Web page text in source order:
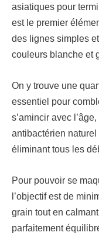
asiatiques pour
est le premier
des lignes simples
couleurs blanche et
On y trouve une
essentiel pour
s’amincir avec
antibactérien
éliminant tous les
Pour pouvoir se
l’objectif est de
grain tout en
parfaitement